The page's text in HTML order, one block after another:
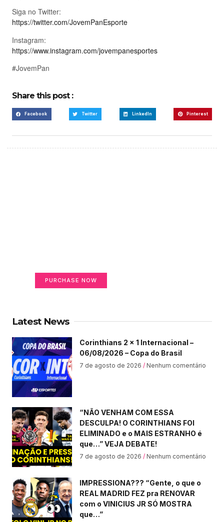
Siga no Twitter:
https://twitter.com/JovemPanEsporte
Instagram:
https://www.instagram.com/jovempanesportes
#JovemPan
Share this post :
Facebook Twitter LinkedIn Pinterest
PURCHASE NOW
Latest News
Corinthians 2 x 1 Internacional –
06/08/2026 – Copa do Brasil
7 de agosto de 2026 Nenhum comentário
“NÃO VENHAM COM ESSA
DESCULPA! O CORINTHIANS FOI
ELIMINADO e o MAIS ESTRANHO é
que…” VEJA DEBATE!
7 de agosto de 2026 Nenhum comentário
IMPRESSIONA??? “Gente, o que o
REAL MADRID FEZ pra RENOVAR
com o VINICIUS JR SÓ MOSTRA
que…”